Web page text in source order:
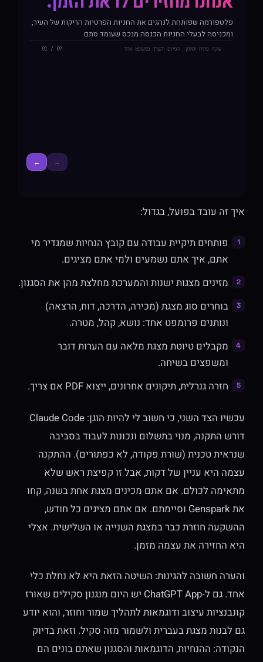
איך זה עובד בפועל, בגדול:
פותחים תיקיית עבודה עם קובץ הנחיות שמגדיר מי
אתם, איך אתם נשמעים ולמי אתם מציגים.
מזינים מצגות ישנות והמערכת מחלצת מהן את הסגנון.
בוחרים סוג מצגת (מכירה, הדרכה, דוח, הרצאה)
ונותנים פרומפט אחד: נושא, קהל, מטרה.
מקבלים טיוטת מצגת מלאה עם הערות דובר
ומשפצים בשיחה.
חזרה גנרלית, תיקונים אחרונים, ייצוא PDF אם צריך.
עכשיו הצד השני, כי חשוב לי להיות הוגן: Claude Code
דורש התקנה, מנוי בתשלום ונכונות לעבוד בסביבה
שנראית טכנית (שורת פקודה, לא כפתורים). ההתקנה
עצמה היא עניין של דקות, אבל זו קפיצת ראש שלא
מתאימה לכולם. אם אתם מכינים מצגת אחת בשנה, קחו
את Genspark וסיימתם. אם אתם מציגים כל חודש,
ההשקעה חוזרת כבר במצגת השנייה או השלישית. אצלי
היא החזירה את עצמה מזמן.
והערה חשובה להגינות: השיטה הזאת היא לא נחלת כלי
אחד. גם ל-ChatGPT App יש היום מנגנון סקילים שאורז
קונבנציות עיצוב ודוגמאות לתהליך שמור וחוזר, והוא יודע
גם לבנות מצגת בעברית ולשמור מזה סקיל. וזאת בדיוק
הנקודה: ההנחיות, הדוגמאות והסגנון שאתם בונים הם